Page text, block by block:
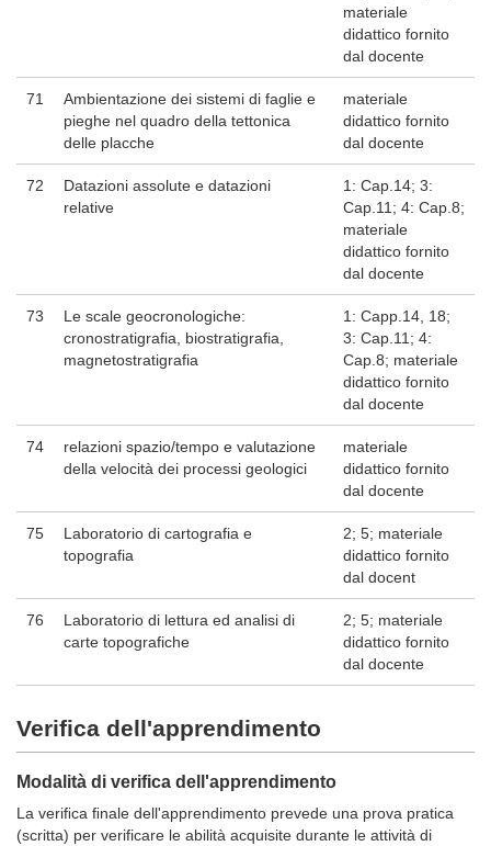
materiale
didattico fornito
dal docente
71
Ambientazione dei sistemi di faglie e
pieghe nel quadro della tettonica
delle placche
materiale
didattico fornito
dal docente
72
Datazioni assolute e datazioni
relative
1: Cap.14; 3:
Cap.11; 4: Cap.8;
materiale
didattico fornito
dal docente
73
Le scale geocronologiche:
cronostratigrafia, biostratigrafia,
magnetostratigrafia
1: Capp.14, 18;
3: Cap.11; 4:
Cap.8; materiale
didattico fornito
dal docente
74
relazioni spazio/tempo e valutazione
della velocità dei processi geologici
materiale
didattico fornito
dal docente
75
Laboratorio di cartografia e
topografia
2; 5; materiale
didattico fornito
dal docent
76
Laboratorio di lettura ed analisi di
carte topografiche
2; 5; materiale
didattico fornito
dal docente
Verifica dell'apprendimento
Modalità di verifica dell'apprendimento
La veriﬁca ﬁnale dell'apprendimento prevede una prova pratica
(scritta) per verificare le abilità acquisite durante le attività di